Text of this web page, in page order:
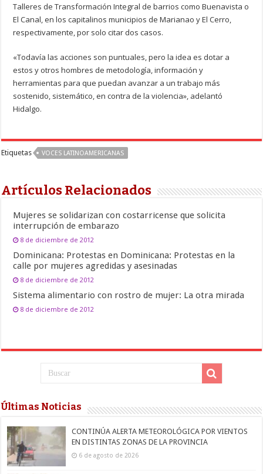
Talleres de Transformación Integral de barrios como Buenavista o
El Canal, en los capitalinos municipios de Marianao y El Cerro,
respectivamente, por solo citar dos casos.
«Todavía las acciones son puntuales, pero la idea es dotar a
estos y otros hombres de metodología, información y
herramientas para que puedan avanzar a un trabajo más
sostenido, sistemático, en contra de la violencia», adelantó
Hidalgo.
Etiquetas VOCES LATINOAMERICANAS
Artículos Relacionados
Mujeres se solidarizan con costarricense que solicita
interrupción de embarazo
8 de diciembre de 2012
Dominicana: Protestas en Dominicana: Protestas en la
calle por mujeres agredidas y asesinadas
8 de diciembre de 2012
Sistema alimentario con rostro de mujer: La otra mirada
8 de diciembre de 2012
Últimas Noticias
CONTINÚA ALERTA METEOROLÓGICA POR VIENTOS
EN DISTINTAS ZONAS DE LA PROVINCIA
6 de agosto de 2026